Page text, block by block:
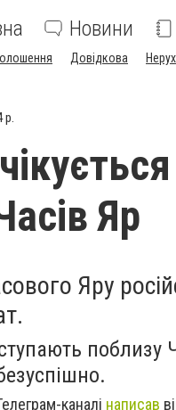
Новини
Довідкова
р.
Яр
Яру
поблизу
каналі написав